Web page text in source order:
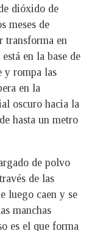
dióxido de
meses de
transforma en
en la base de
y rompa las
en la
oscuro hacia la
hasta un metro
de polvo
de las
luego caen y se
manchas
es el que forma